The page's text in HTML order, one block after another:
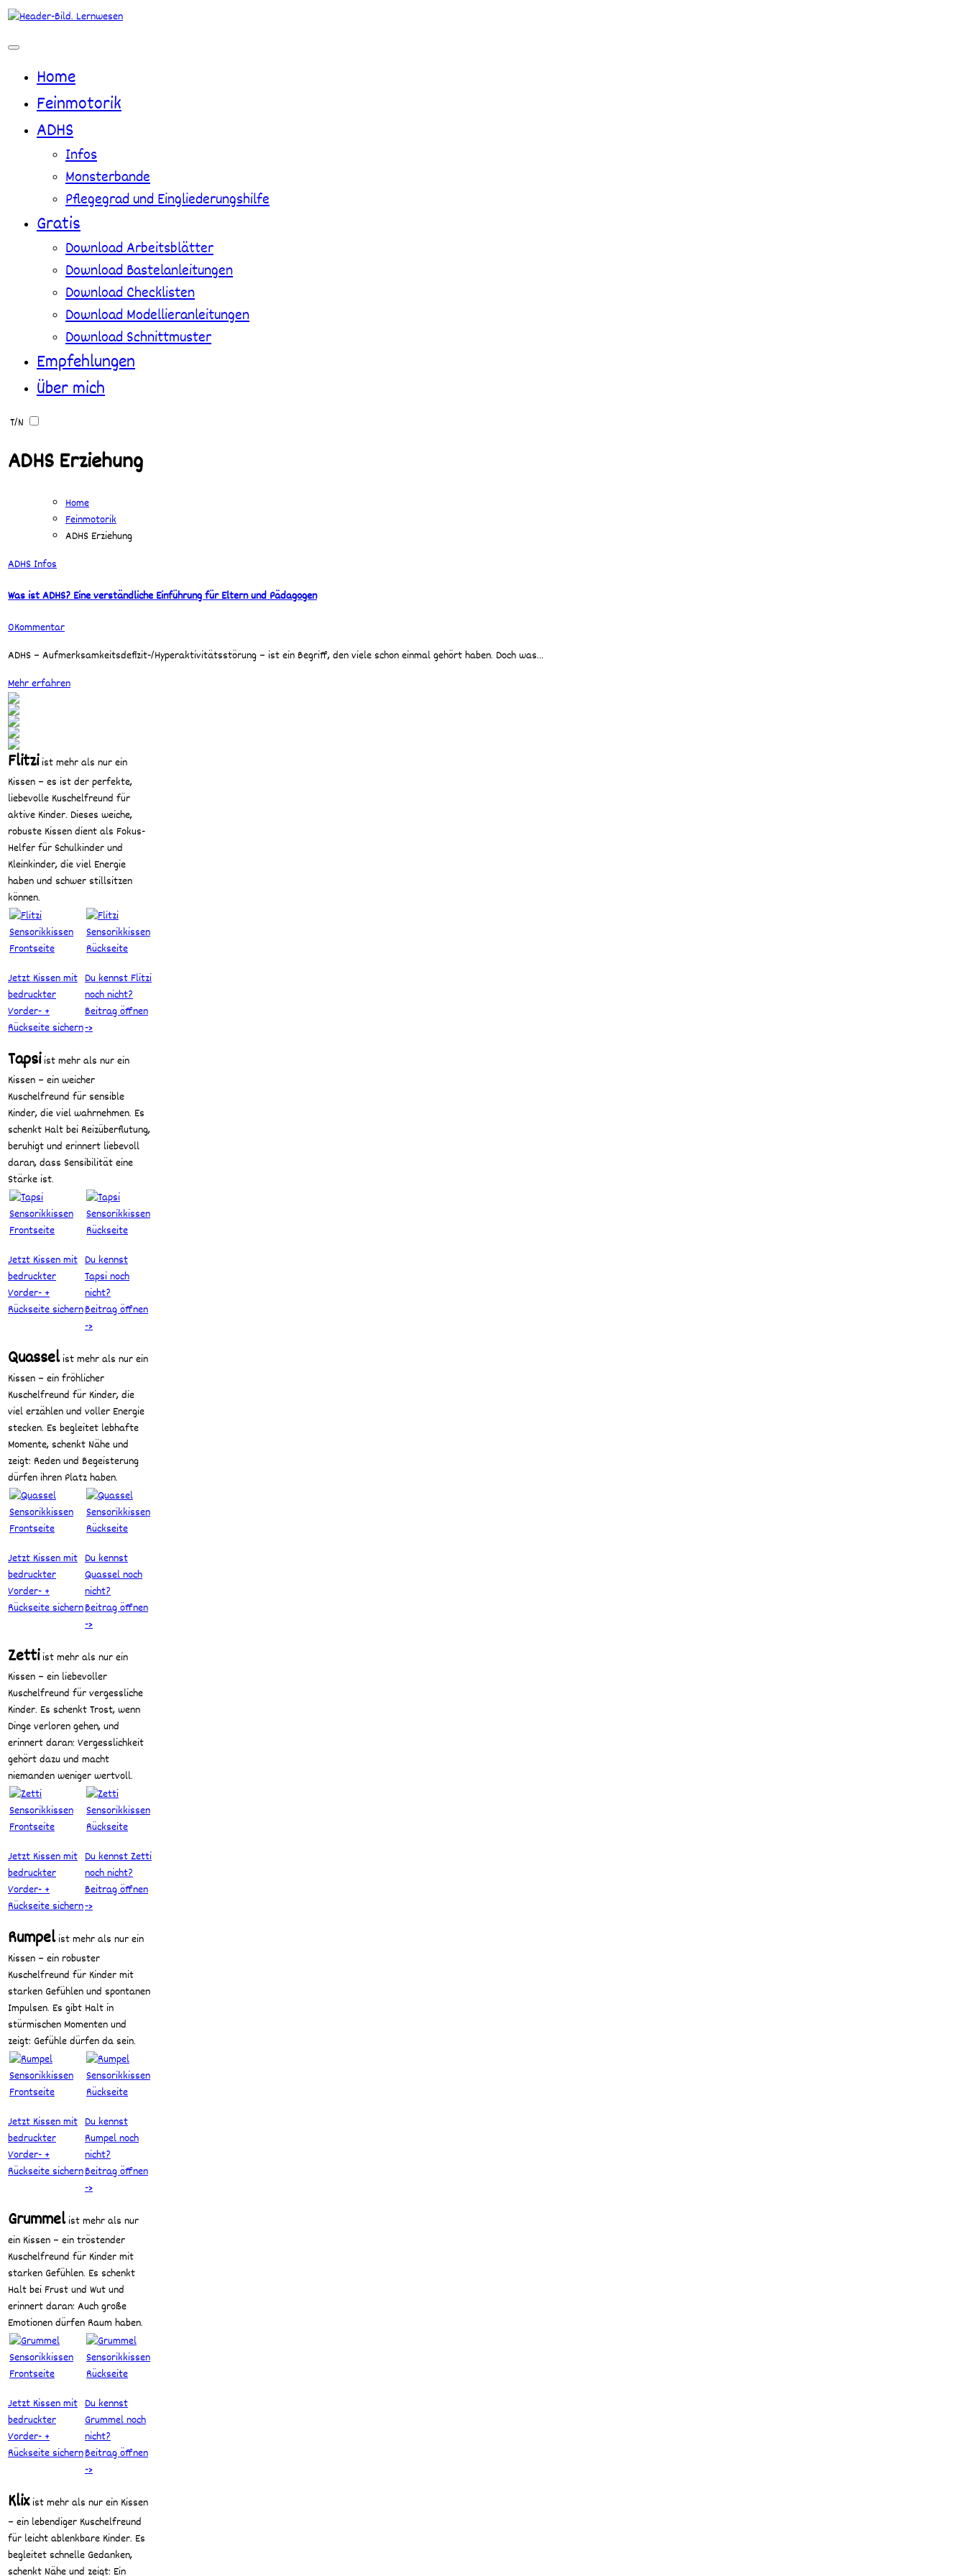
Zum
springen
Home
Feinmotorik
ADHS
Infos
Monsterbande
Pflegegrad und Eingliederungshilfe
Gratis
Download Arbeitsblätter
Download Bastelanleitungen
Download Checklisten
Download Modellieranleitungen
Download Schnittmuster
Empfehlungen
Über mich
T/N
ADHS Erziehung
Home
Feinmotorik
ADHS Erziehung
Was
ADHS?
verständliche
für
Eltern
und
Pädagogen
ADHSInfos
Was ist ADHS? Eine verständliche Einführung für Eltern und Pädagogen
0Kommentar
ADHS – Aufmerksamkeitsdefizit-/Hyperaktivitätsstörung – ist ein Begriff, den viele schon einmal gehört haben. Doch was…
Mehr erfahren
Flitziist mehr als nur ein
Kissen – es ist der perfekte,
liebevolle Kuschelfreund für
aktive Kinder. Dieses weiche,
robuste Kissen dient als Fokus-
Helfer für Schulkinder und
Kleinkinder, die viel Energie
haben und schwer stillsitzen
können.
Jetzt Kissen mit
bedruckter
Vorder- +
Rückseite sichern
Du kennst Flitzi
noch nicht?
Beitrag öffnen
->
Tapsiist mehr als nur ein
Kissen – ein weicher
Kuschelfreund für sensible
Kinder, die viel wahrnehmen. Es
schenkt Halt bei Reizüberflutung,
beruhigt und erinnert liebevoll
daran, dass Sensibilität eine
Stärke ist.
Jetzt Kissen mit
bedruckter
Vorder- +
Rückseite sichern
Du kennst
Tapsi noch
nicht?
Beitrag öffnen
->
Quasselist mehr als nur ein
Kissen – ein fröhlicher
Kuschelfreund für Kinder, die
viel erzählen und voller Energie
stecken. Es begleitet lebhafte
Momente, schenkt Nähe und
zeigt: Reden und Begeisterung
dürfen ihren Platz haben.
Jetzt Kissen mit
bedruckter
Vorder- +
Rückseite sichern
Du kennst
Quassel noch
nicht?
Beitrag öffnen
->
Zettiist mehr als nur ein
Kissen – ein liebevoller
Kuschelfreund für vergessliche
Kinder. Es schenkt Trost, wenn
Dinge verloren gehen, und
erinnert daran: Vergesslichkeit
gehört dazu und macht
niemanden weniger wertvoll.
Jetzt Kissen mit
bedruckter
Vorder- +
Rückseite sichern
Du kennst Zetti
noch nicht?
Beitrag öffnen
->
Rumpelist mehr als nur ein
Kissen – ein robuster
Kuschelfreund für Kinder mit
starken Gefühlen und spontanen
Impulsen. Es gibt Halt in
stürmischen Momenten und
zeigt: Gefühle dürfen da sein.
Jetzt Kissen mit
bedruckter
Vorder- +
Rückseite sichern
Du kennst
Rumpel noch
nicht?
Beitrag öffnen
->
Grummelist mehr als nur
ein Kissen – ein tröstender
Kuschelfreund für Kinder mit
starken Gefühlen. Es schenkt
Halt bei Frust und Wut und
erinnert daran: Auch große
Emotionen dürfen Raum haben.
Jetzt Kissen mit
bedruckter
Vorder- +
Rückseite sichern
Du kennst
Grummel noch
nicht?
Beitrag öffnen
->
Klixist mehr als nur ein Kissen
– ein lebendiger Kuschelfreund
für leicht ablenkbare Kinder. Es
begleitet schnelle Gedanken,
schenkt Nähe und zeigt: Ein